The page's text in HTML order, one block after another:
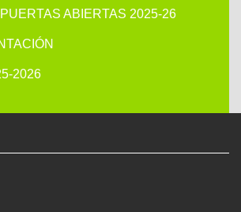
ABIERTAS 2025-26
2026